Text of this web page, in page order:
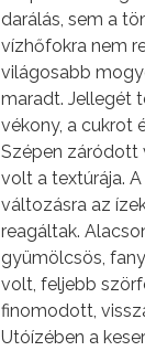
darálás, sem a
vízhőfokra nem
világosabb
maradt. Jellegét
vékony, a cukrot
Szépen záródott
volt a textúrája.
változásra az
reagáltak.
gyümölcsös,
volt, feljebb
finomodott,
Utóízében a